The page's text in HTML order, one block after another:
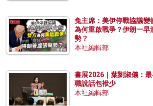
兔主席：美伊停戰協議變
為何重啟戰爭？伊朗一早
勢？
本社編輯部
書展2026｜葉劉淑儀：
職說話包袱少
本社編輯部